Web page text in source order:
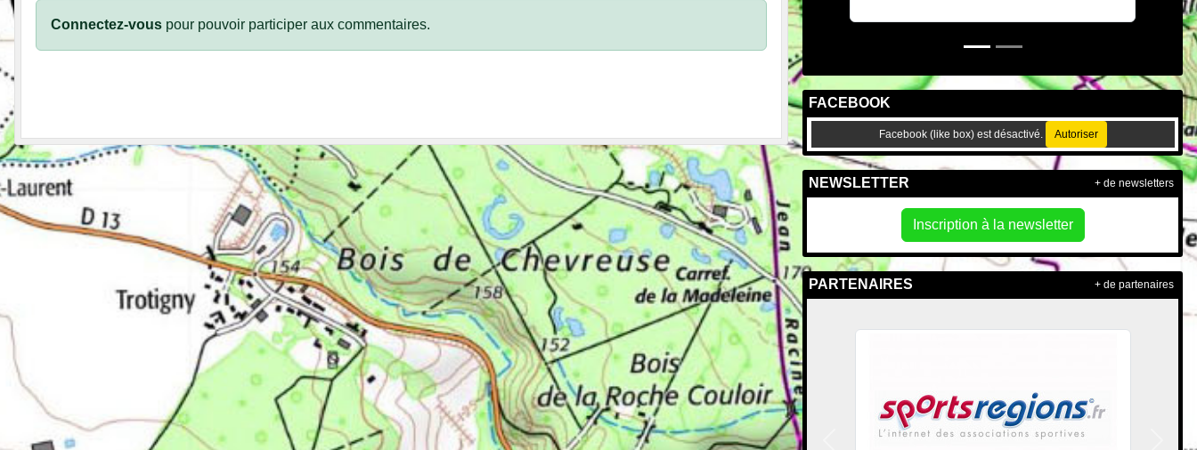
Connectez-vous pour pouvoir participer aux commentaires.
FACEBOOK
Facebook (like box) est désactivé. Autoriser
NEWSLETTER
Inscription à la newsletter
+ de newsletters
PARTENAIRES + de partenaires